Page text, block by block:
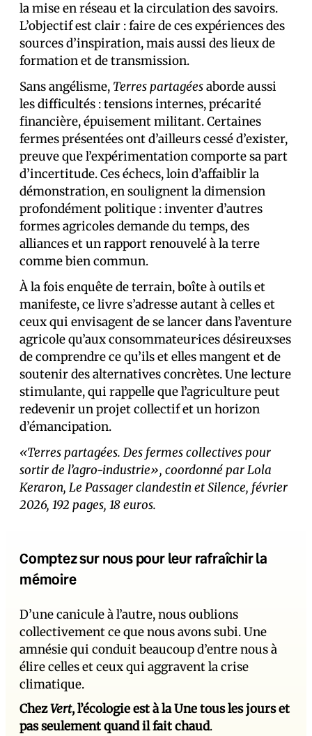
la mise en réseau et la circulation des savoirs.
L’objectif est clair : faire de ces expériences des
sources d’inspiration, mais aussi des lieux de
formation et de transmission.
Sans angélisme, Terres partagéesaborde aussi
les difficultés : tensions internes, précarité
financière, épuisement militant. Certaines
fermes présentées ont d’ailleurs cessé d’exister,
preuve que l’expérimentation comporte sa part
d’incertitude. Ces échecs, loin d’affaiblir la
démonstration, en soulignent la dimension
profondément politique : inventer d’autres
formes agricoles demande du temps, des
alliances et un rapport renouvelé à la terre
comme bien commun.
À la fois enquête de terrain, boîte à outils et
manifeste, ce livre s’adresse autant à celles et
ceux qui envisagent de se lancer dans l’aventure
agricole qu’aux consommateur·ices désireux·ses
de comprendre ce qu’ils et elles mangent et de
soutenir des alternatives concrètes. Une lecture
stimulante, qui rappelle que l’agriculture peut
redevenir un projet collectif et un horizon
d’émancipation.
«Terres partagées. Des fermes collectives pour
sortir de l’agro-industrie», coordonné par Lola
Keraron, Le Passager clandestin et Silence, février
2026, 192 pages, 18 euros.
Comptez sur nous pour leur rafraîchir la
mémoire
D’une canicule à l’autre, nous oublions
collectivement ce que nous avons subi. Une
amnésie qui conduit beaucoup d’entre nous à
élire celles et ceux qui aggravent la crise
climatique.
ChezVert, l’écologie est à la Une tous les jours et
pas seulement quand il fait chaud.